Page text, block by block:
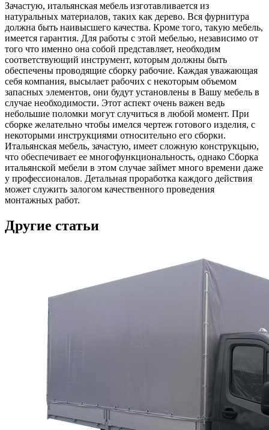
Зачастую, итальянская мебель изготавливается из
натуральных материалов, таких как дерево. Вся фурнитура
должна быть наивысшего качества. Кроме того, такую мебель,
имеется гарантия. Для работы с этой мебелью, независимо от
того что именно она собой представляет, необходим
соответствующий инструмент, которым должны быть
обеспечены проводящие сборку рабочие. Каждая уважающая
себя компания, высылает рабочих с некоторым объемом
запасных элементов, они будут установлены в Вашу мебель в
случае необходимости. Этот аспект очень важен ведь
небольшие поломки могут случиться в любой момент. При
сборке желательно чтобы имелся чертеж готового изделия, с
некоторыми инструкциями относительно его сборки.
Итальянская мебель, зачастую, имеет сложную конструкцыю,
что обеспечивает ее многофункциональность, однако Сборка
итальянской мебели в этом случае займет много времени даже
у профессионалов. Детальная проработка каждого действия
может служить залогом качественного проведения
монтажных работ.
Другие статьи